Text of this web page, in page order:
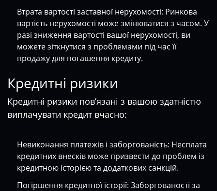
Втрата вартості заставної нерухомості: Ринкова
вартість нерухомості може змінюватися з часом. У
разі зниження вартості вашої нерухомості, ви
можете зіткнутися з проблемами під час її
продажу для погашення кредиту.
Кредитні ризики
Кредитні ризики пов’язані з вашою здатністю
виплачувати кредит вчасно:
Невиконання платежів і заборгованість: Несплата
кредитних внесків може призвести до проблем із
кредитною історією та додаткових санкцій.
Погіршення кредитної історії: Заборгованості за